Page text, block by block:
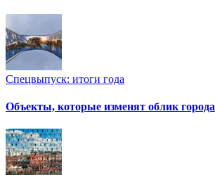
Спецвыпуск: итоги года
Объекты, которые изменят облик города